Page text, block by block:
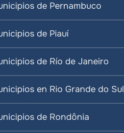
de Pernambuco
de Piauí
de Río de Janeiro
en Rio Grande do Sul
de Rondônia